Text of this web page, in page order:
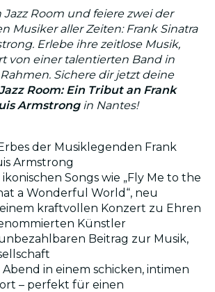
Room und feiere zwei der
Musiker aller Zeiten: Frank Sinatra
Erlebe ihre zeitlose Musik,
von einer talentierten Band in
Sichere dir jetzt deine
Room: Ein Tribut an Frank
Armstrongin Nantes!
der Musiklegenden Frank
Armstrong
ikonischen Songs wie „Fly Me to the
a Wonderful World“, neu
kraftvollen Konzert zu Ehren
Künstler
Beitrag zur Musik,
Abend in einem schicken, intimen
– perfekt für einen